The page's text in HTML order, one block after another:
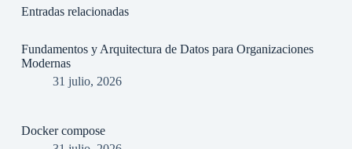
Entradas relacionadas
Fundamentos y Arquitectura de Datos para Organizaciones
Modernas
31 julio, 2026
Docker compose